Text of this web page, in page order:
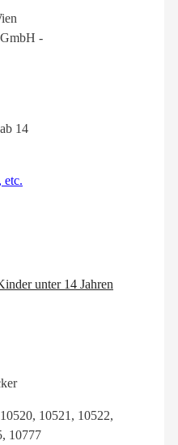
-
ab 14
etc.
unter 14 Jahren
10521, 10522,
10777